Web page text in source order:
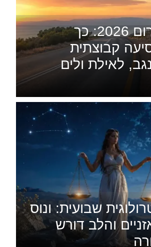
הסעות בדרום 2026: כך
קבוצתית
לאילת ולים
שבועית: ונוס
והלב דורש